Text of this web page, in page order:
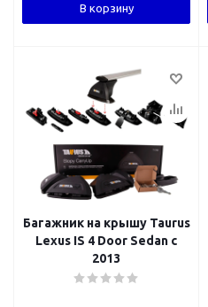
В корзину
Багажник на крышу Taurus
Lexus IS 4 Door Sedan с
2013